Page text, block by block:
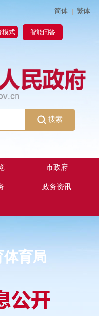
简体 | 繁体
模式 智能问答
搜索
市政府
政务资讯
体育局